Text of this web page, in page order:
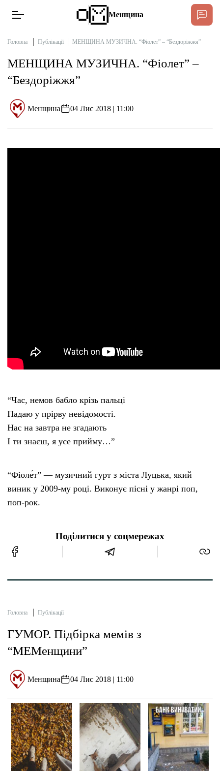
Новини
Інтерв’ю
Підтримати «місцевих»
Менщина
Головна Публікації МЕНЩИНА МУЗИЧНА. “Фіолет” – “Бездоріжжя”
МЕНЩИНА МУЗИЧНА. “Фіолет” –
“Бездоріжжя”
Менщина 04 Лис 2018 | 11:00
“Час, немов бабло крізь пальці
Падаю у прірву невідомості.
Нас на завтра не згадають
І ти знаєш, я усе прийму…”
“Фіоле́т” — музичний гурт з міста Луцька, який
виник у 2009-му році. Виконує пісні у жанрі поп,
поп-рок.
Поділитися у соцмережах
Головна Публікації
ГУМОР. Підбірка мемів з
“МЕМенщини”
Менщина 04 Лис 2018 | 11:00